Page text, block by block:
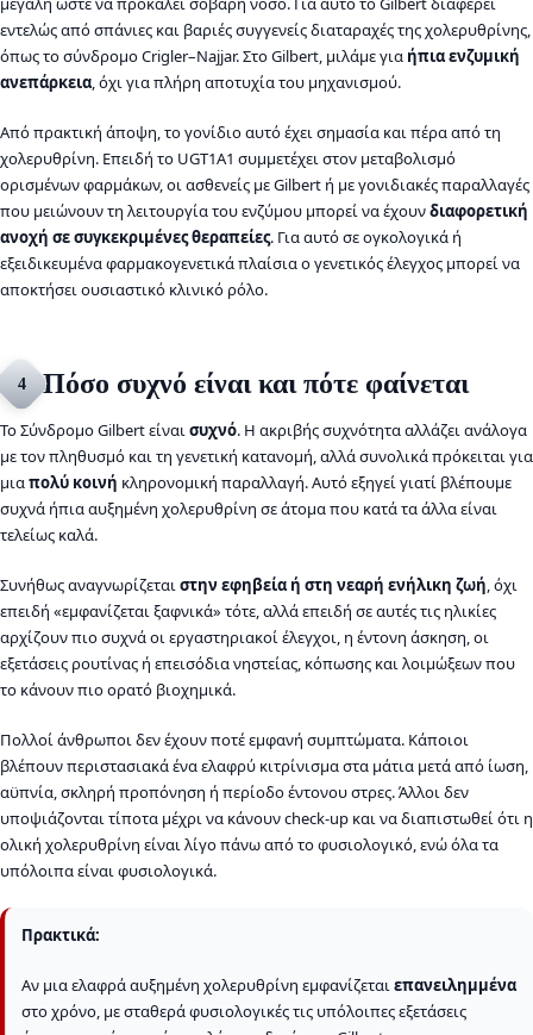
εντελώς από σπάνιες και βαριές συγγενείς διαταραχές της χολερυθρίνης,
όπως το σύνδρομο Crigler–Najjar. Στο Gilbert, μιλάμε για ήπια ενζυμική
ανεπάρκεια, όχι για πλήρη αποτυχία του μηχανισμού.
Από πρακτική άποψη, το γονίδιο αυτό έχει σημασία και πέρα από τη
χολερυθρίνη. Επειδή το UGT1A1 συμμετέχει στον μεταβολισμό
ορισμένων φαρμάκων, οι ασθενείς με Gilbert ή με γονιδιακές παραλλαγές
που μειώνουν τη λειτουργία του ενζύμου μπορεί να έχουνδιαφορετική
ανοχή σε συγκεκριμένες θεραπείες. Για αυτό σε ογκολογικά ή
εξειδικευμένα φαρμακογενετικά πλαίσια ο γενετικός έλεγχος μπορεί να
αποκτήσει ουσιαστικό κλινικό ρόλο.
4 Πόσο συχνό είναι και πότε φαίνεται
Το Σύνδρομο Gilbert είναισυχνό. Η ακριβής συχνότητα αλλάζει ανάλογα
με τον πληθυσμό και τη γενετική κατανομή, αλλά συνολικά πρόκειται για
μιαπολύ κοινή κληρονομική παραλλαγή. Αυτό εξηγεί γιατί βλέπουμε
συχνά ήπια αυξημένη χολερυθρίνη σε άτομα που κατά τα άλλα είναι
τελείως καλά.
Συνήθως αναγνωρίζεταιστην εφηβεία ή στη νεαρή ενήλικη ζωή, όχι
επειδή «εμφανίζεται ξαφνικά» τότε, αλλά επειδή σε αυτές τις ηλικίες
αρχίζουν πιο συχνά οι εργαστηριακοί έλεγχοι, η έντονη άσκηση, οι
εξετάσεις ρουτίνας ή επεισόδια νηστείας, κόπωσης και λοιμώξεων που
το κάνουν πιο ορατό βιοχημικά.
Πολλοί άνθρωποι δεν έχουν ποτέ εμφανή συμπτώματα. Κάποιοι
βλέπουν περιστασιακά ένα ελαφρύ κιτρίνισμα στα μάτια μετά από ίωση,
αϋπνία, σκληρή προπόνηση ή περίοδο έντονου στρες. Άλλοι δεν
υποψιάζονται τίποτα μέχρι να κάνουν check-up και να διαπιστωθεί ότι η
ολική χολερυθρίνη είναι λίγο πάνω από το φυσιολογικό, ενώ όλα τα
υπόλοιπα είναι φυσιολογικά.
Πρακτικά:
Αν μια ελαφρά αυξημένη χολερυθρίνη εμφανίζεταιεπανειλημμένα
στο χρόνο, με σταθερά φυσιολογικές τις υπόλοιπες εξετάσεις